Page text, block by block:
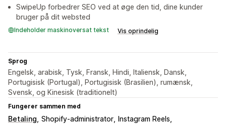
SwipeUp forbedrer SEO ved at øge den tid, dine kunder
bruger på dit websted
Indeholder maskinoversat tekst Vis oprindelig
Sprog
Engelsk, arabisk, Tysk, Fransk, Hindi, Italiensk, Dansk,
Portugisisk (Portugal), Portugisisk (Brasilien), rumænsk,
Svensk, og Kinesisk (traditionelt)
Fungerer sammen med
Betaling Shopify-administrator
Instagram Reels